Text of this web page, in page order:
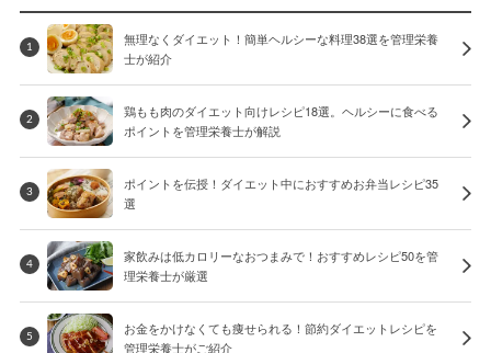
1
無理なくダイエット！簡単ヘルシーな料理38選を管理栄養
士が紹介
2
鶏もも肉のダイエット向けレシピ18選。ヘルシーに食べる
ポイントを管理栄養士が解説
3
ポイントを伝授！ダイエット中におすすめお弁当レシピ35
選
4
家飲みは低カロリーなおつまみで！おすすめレシピ50を管
理栄養士が厳選
5
お金をかけなくても痩せられる！節約ダイエットレシピを
管理栄養士がご紹介